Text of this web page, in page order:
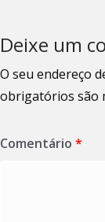
Deixe um
O seu endereço
obrigatórios são
Comentário *